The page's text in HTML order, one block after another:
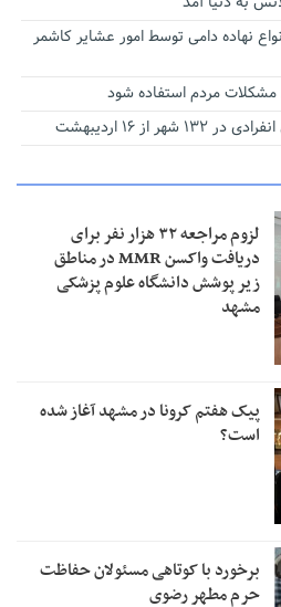
سرد گذشته ۱۵۰ تن انواع نهاده دامی توسط امور عشایر کاشمر
مردم استفاده شود
از ۱۶ اردیبهشت
لزوم مراجعه ۳۲ هزار نفر برای
دریافت واکسن MMR در مناطق
زیر پوشش دانشگاه علوم پزشکی
مشهد
پیک هفتم کرونا در مشهد آغاز شده
است؟
برخورد با کوتاهی مسئولان حفاظت
حرم مطهر رضوی